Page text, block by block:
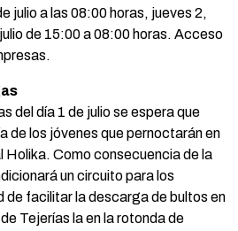
julio a las 08:00 horas, jueves 2,
de 15:00 a 08:00 horas. Acceso
del día 1 de julio se espera que
de los jóvenes que pernoctarán en
Holika. Como consecuencia de la
un circuito para los
de facilitar la descarga de bultos en
Tejerías la en la rotonda de